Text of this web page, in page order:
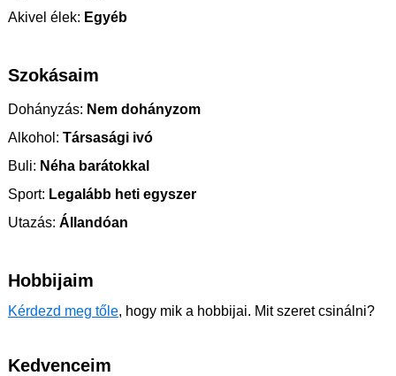
Akivel élek: Egyéb
Szokásaim
Dohányzás: Nem dohányzom
Alkohol: Társasági ivó
Buli: Néha barátokkal
Sport: Legalább heti egyszer
Utazás: Állandóan
Hobbijaim
Kérdezd meg tőle, hogy mik a hobbijai. Mit szeret csinálni?
Kedvenceim